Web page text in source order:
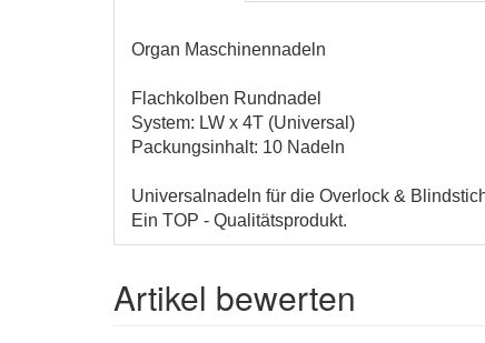
Organ Maschinennadeln
Flachkolben Rundnadel
System: LW x 4T (Universal)
Packungsinhalt: 10 Nadeln
Universalnadeln für die Overlock &
Ein TOP - Qualitätsprodukt.
Artikel bewerten